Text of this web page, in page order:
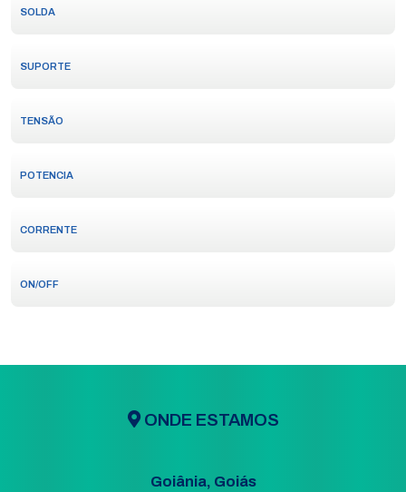
SOLDA
SUPORTE
TENSÃO
POTENCIA
CORRENTE
ON/OFF
ONDE ESTAMOS
Goiânia, Goiás